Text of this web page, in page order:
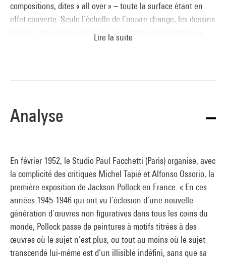
compositions, dites « all over » – toute la surface étant en
effet couverte. Seule l’échelle de l’œuvre change, les dessins
pouvant être jusqu’à huit fois plus petits que les tableaux.
Martha Homes, notamment. Simplement, le tableau engage
le buste et le bras, tandis que le dessin se construit à partir
et la toile de la même manière : instinctive, directe, sans
préparation. Si la toile format écran de cinéma plonge
littéralement le spectateur dans le tableau, la feuille peinte
dePainting. Silver over Black, White, Yellow and Redn’en
évoque pas moins, elle aussi, une grande échelle : les
différentes épaisseurs des filets de peinture, la densité de
recouvrement finissent par entraîner le regard du spectateur,
puis le corps entier. Sens de l’espace, contrôle de la ligne,
Lire la suite
Analyse
En février 1952, le Studio Paul Facchetti (Paris) organise, avec
la complicité des critiques Michel Tapié et Alfonso Ossorio, la
première exposition de Jackson Pollock en France. « En ces
années 1945-1946 qui ont vu l’éclosion d’une nouvelle
génération d’œuvres non figuratives dans tous les coins du
monde, Pollock passe de peintures à motifs titrées à des
œuvres où le sujet n’est plus, ou tout au moins où le sujet
transcendé lui-même est d’un illisible indéfini, sans que sa